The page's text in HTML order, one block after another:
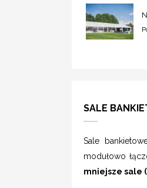
SALE
Sale
modułowo
mniejsze sale